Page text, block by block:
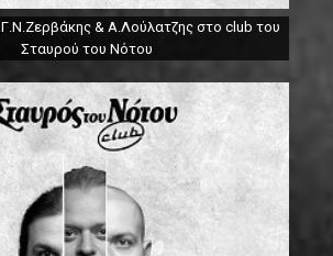
& Α.Λούλατζης στο club του
Σταυρού του Νότου